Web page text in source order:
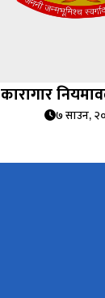
कारागार
७ साउन,